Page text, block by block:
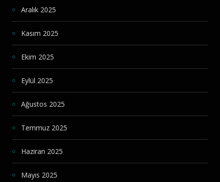
Aralık 2025
Kasım 2025
Ekim 2025
Eylül 2025
Ağustos 2025
Temmuz 2025
Haziran 2025
Mayıs 2025